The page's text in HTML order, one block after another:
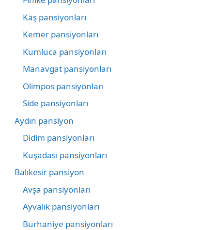
Kaş pansiyonları
Kemer pansiyonları
Kumluca pansiyonları
Manavgat pansiyonları
Olimpos pansiyonları
Side pansiyonları
Aydın pansiyon
Didim pansiyonları
Kuşadası pansiyonları
Balıkesir pansiyon
Avşa pansiyonları
Ayvalık pansiyonları
Burhaniye pansiyonları